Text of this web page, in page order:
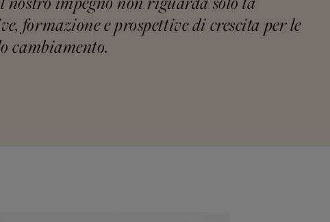
formazione e prospettive di crescita per le
cambiamento.